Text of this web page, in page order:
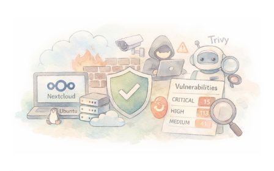
わかりにくい」と感じやすいポイントです。 この記事で
は、Nextcloud を快適に動かすうえで重要な OPcache
と APCu の違いを、初心者にもわかりやすく整理しま
を高速化する仕組みです。 通常 PHP は、アクセスのた
びに以下を繰り返します。 ① PHPファイルを読み込む
② コードを解析する ③ 実行用バイトコードに変換す
る ④ 実行する この「②と③」が毎回発生すると、